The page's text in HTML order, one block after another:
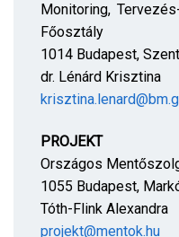
Monitoring,
Főosztály
1014 Budapest,
dr. Lénárd Krisztina
PROJEKT
Országos
1055 Budapest,
Tóth-Flink Alexandra
projekt@mentok.hu